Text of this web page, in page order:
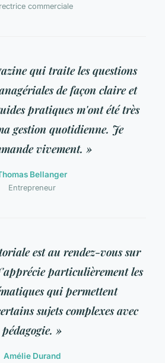
commerciale
qui traite les questions
de façon claire et
pratiques m'ont été très
gestion quotidienne. Je
vivement. »
Bellanger
Entrepreneur
est au rendez-vous sur
particulièrement les
qui permettent
sujets complexes avec
pédagogie. »
Amélie Durand